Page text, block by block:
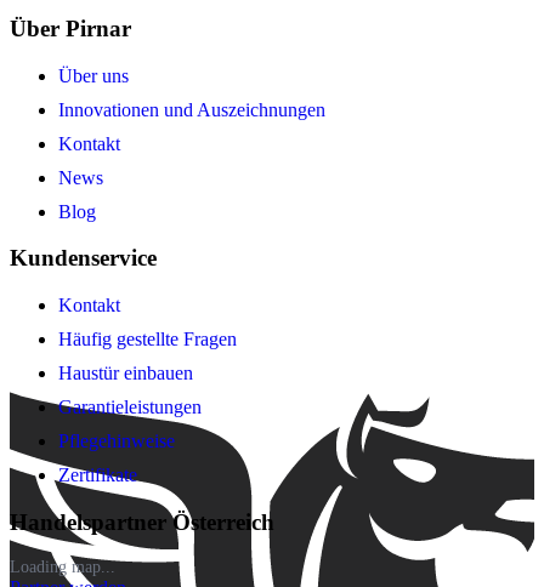
Über Pirnar
Über uns
Innovationen und Auszeichnungen
Kontakt
News
Blog
Kundenservice
Kontakt
Häufig gestellte Fragen
Haustür einbauen
Garantieleistungen
Pflegehinweise
Zertifikate
Handelspartner Österreich
Loading map...